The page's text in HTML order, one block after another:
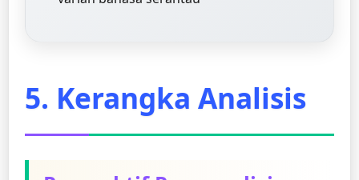
5. Kerangka Analisis